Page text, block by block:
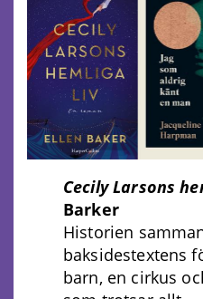
Cecily Larsons
Barker
Historien
baksidestextens
barn, en cirkus